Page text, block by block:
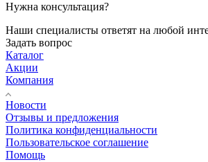
Нужна консультация?
Наши специалисты ответят на любой
Задать вопрос
Каталог
Акции
Компания
Новости
Отзывы и предложения
Политика конфиденциальности
Пользовательское соглашение
Помощь